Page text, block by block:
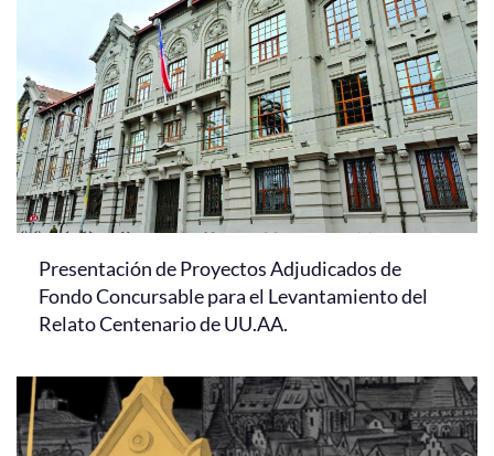
Presentación de Proyectos Adjudicados de
Fondo Concursable para el Levantamiento del
Relato Centenario de UU.AA.